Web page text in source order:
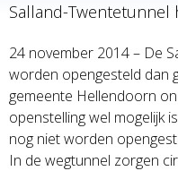
Salland-Twentetunnel
24 november 2014 – De
worden opengesteld dan
gemeente Hellendoorn
openstelling wel mogelijk
nog niet worden
In de wegtunnel zorgen